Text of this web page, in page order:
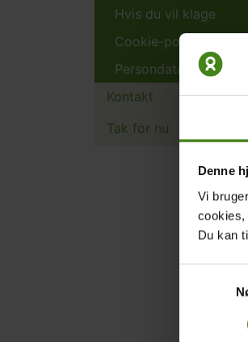
Denne
Vi
Du kan
Hvis du vil klage
Cookie-politik
Persondata-politik
Kontakt
Tak for nu